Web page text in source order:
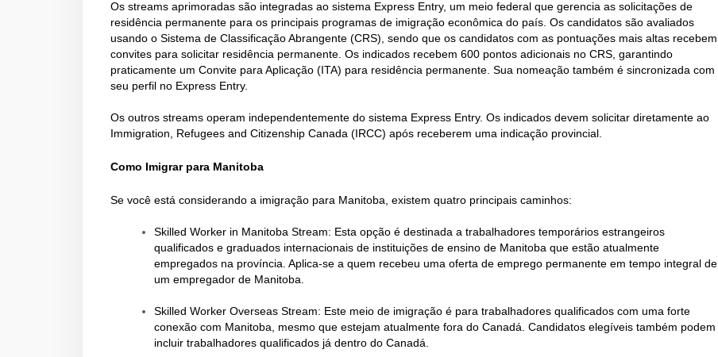
Os streams aprimoradas são integradas ao sistema Express Entry, um meio federal que gerencia as solicitações de
residência permanente para os principais programas de imigração econômica do país. Os candidatos são avaliados
usando o Sistema de Classificação Abrangente (CRS), sendo que os candidatos com as pontuações mais altas recebem
convites para solicitar residência permanente. Os indicados recebem 600 pontos adicionais no CRS, garantindo
praticamente um Convite para Aplicação (ITA) para residência permanente. Sua nomeação também é sincronizada com
seu perfil no Express Entry.
Os outros streams operam independentemente do sistema Express Entry. Os indicados devem solicitar diretamente ao
Immigration, Refugees and Citizenship Canada (IRCC) após receberem uma indicação provincial.
Como Imigrar para Manitoba
Se você está considerando a imigração para Manitoba, existem quatro principais caminhos:
Skilled Worker in Manitoba Stream: Esta opção é destinada a trabalhadores temporários estrangeiros
qualificados e graduados internacionais de instituições de ensino de Manitoba que estão atualmente
empregados na província. Aplica-se a quem recebeu uma oferta de emprego permanente em tempo integral de
um empregador de Manitoba.
Skilled Worker Overseas Stream: Este meio de imigração é para trabalhadores qualificados com uma forte
conexão com Manitoba, mesmo que estejam atualmente fora do Canadá. Candidatos elegíveis também podem
incluir trabalhadores qualificados já dentro do Canadá.